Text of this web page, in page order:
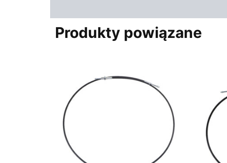
Produkty powiązane